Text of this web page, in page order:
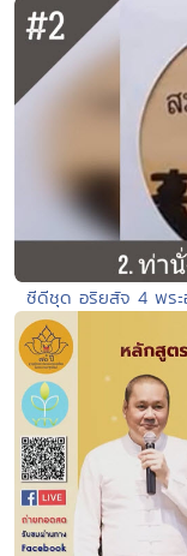
ซีดีชุด อริยสัจ 4 พร